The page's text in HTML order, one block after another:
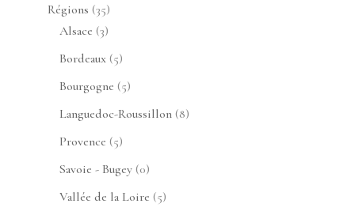
Régions 3535
produits
Alsace 33
produits
Bordeaux 55
produits
Bourgogne 55
produits
Languedoc-Roussillon 88
Provence 55
produits
Savoie - Bugey 00
produit
Vallée de la Loire 55